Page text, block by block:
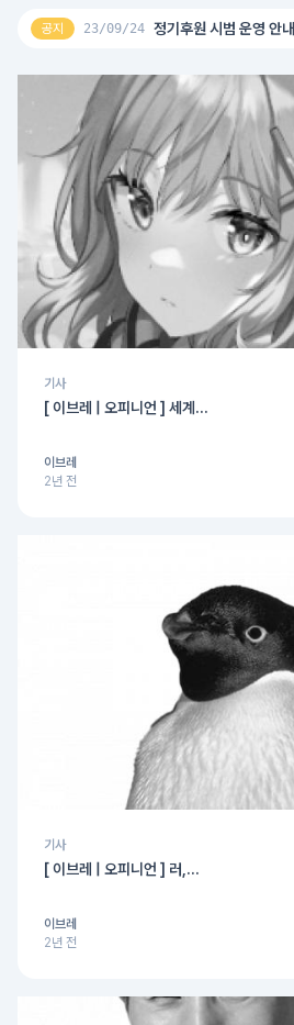
공지 23/09/24 정기후원 시범 운영 안내
기사
[ 이브레 | 오피니언 ] 세계...
이브레
2년 전
기사
[ 이브레 | 오피니언 ] 러,...
이브레
2년 전